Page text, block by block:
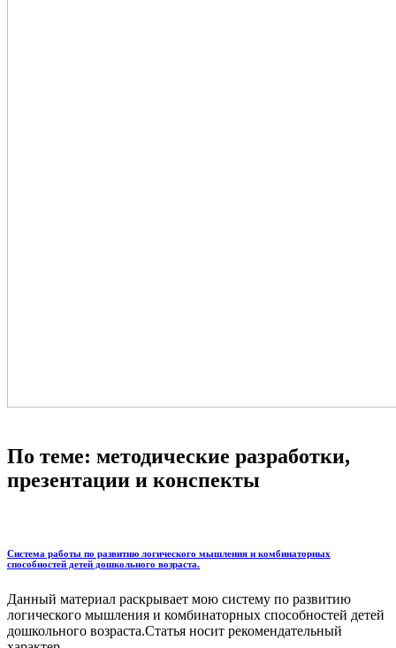
По теме: методические разработки,
презентации и конспекты
Система работы по развитию логического мышления и комбинаторных
способностей детей дошкольного возраста.
Данный материал раскрывает мою систему по развитию
логического мышления и комбинаторных способностей детей
дошкольного возраста.Статья носит рекомендательный